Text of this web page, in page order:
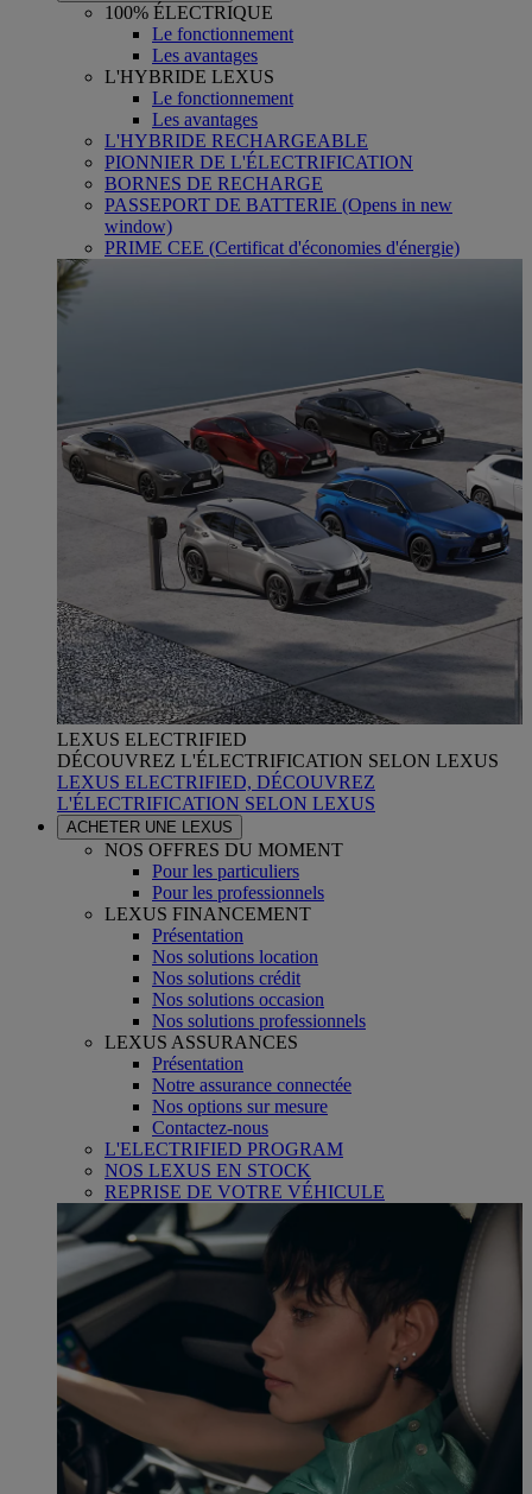
100% ÉLECTRIQUE
Le fonctionnement
Les avantages
L'HYBRIDE LEXUS
Le fonctionnement
Les avantages
L'HYBRIDE RECHARGEABLE
PIONNIER DE L'ÉLECTRIFICATION
BORNES DE RECHARGE
PASSEPORT DE BATTERIE (Opens in new
window)
PRIME CEE (Certificat d'économies d'énergie)
LEXUS ELECTRIFIED
DÉCOUVREZ L'ÉLECTRIFICATION SELON LEXUS
LEXUS ELECTRIFIED, DÉCOUVREZ
L'ÉLECTRIFICATION SELON LEXUS
ACHETER UNE LEXUS
NOS OFFRES DU MOMENT
Pour les particuliers
Pour les professionnels
LEXUS FINANCEMENT
Présentation
Nos solutions location
Nos solutions crédit
Nos solutions occasion
Nos solutions professionnels
LEXUS ASSURANCES
Présentation
Notre assurance connectée
Nos options sur mesure
Contactez-nous
L'ELECTRIFIED PROGRAM
NOS LEXUS EN STOCK
REPRISE DE VOTRE VÉHICULE